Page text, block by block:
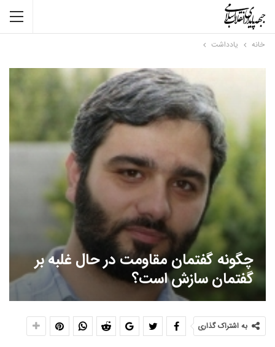
خانه یادداشت
چگونه گفتمان مقاومت در حال غلبه بر
گفتمان سازش است؟
به اشتراک گذاری